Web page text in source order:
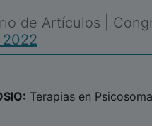
de Artículos
Terapias en